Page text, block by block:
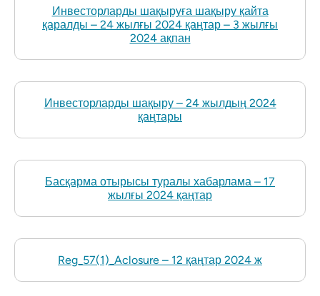
Инвесторларды шақыруға шақыру қайта
қаралды – 24 жылғы 2024 қаңтар – 3 жылғы
2024 ақпан
Инвесторларды шақыру – 24 жылдың 2024
қаңтары
Басқарма отырысы туралы хабарлама – 17
жылғы 2024 қаңтар
Reg_57(1)_Aclosure – 12 қаңтар 2024 ж